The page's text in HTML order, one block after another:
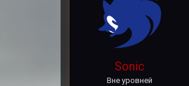
Sonic
Вне уровней